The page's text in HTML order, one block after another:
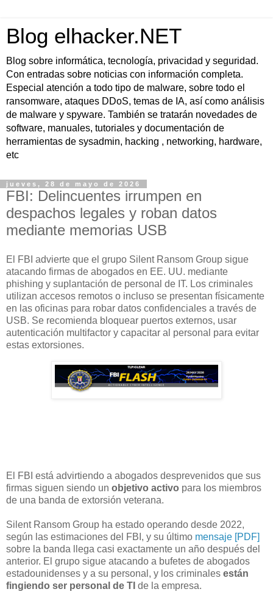
Blog elhacker.NET
Blog sobre informática, tecnología, privacidad y seguridad.
Con entradas sobre noticias con información completa.
Especial atención a todo tipo de malware, sobre todo el
ransomware, ataques DDoS, temas de IA, así como análisis
de malware y spyware. También se tratarán novedades de
software, manuales, tutoriales y documentación de
herramientas de sysadmin, hacking , networking, hardware,
etc
jueves, 28 de mayo de 2026
FBI: Delincuentes irrumpen en
despachos legales y roban datos
mediante memorias USB
El FBI advierte que el grupo Silent Ransom Group sigue
atacando firmas de abogados en EE. UU. mediante
phishing y suplantación de personal de IT. Los criminales
utilizan accesos remotos o incluso se presentan físicamente
en las oficinas para robar datos confidenciales a través de
USB. Se recomienda bloquear puertos externos, usar
autenticación multifactor y capacitar al personal para evitar
estas extorsiones.
El FBI está advirtiendo a abogados desprevenidos que sus
firmas siguen siendo un objetivo activo para los miembros
de una banda de extorsión veterana.
Silent Ransom Group ha estado operando desde 2022,
según las estimaciones del FBI, y su último mensaje [PDF]
sobre la banda llega casi exactamente un año después del
anterior. El grupo sigue atacando a bufetes de abogados
estadounidenses y a su personal, y los criminales están
fingiendo ser personal de TI de la empresa.